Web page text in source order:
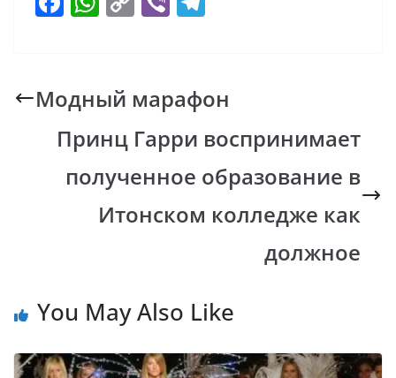
b
o
o
k
s
A
p
p
y
Li
n
k
gr
a
m
Модный марафон
Принц Гарри воспринимает
полученное образование в
Итонском колледже как
должное
You May Also Like